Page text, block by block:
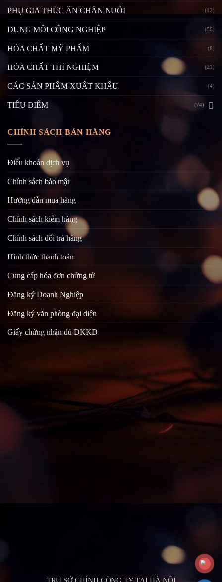
PHỤ GIA THỨC ĂN CHĂN NUÔI (12)
DUNG MÔI CÔNG NGHIỆP (56)
HÓA CHẤT MỸ PHẨM (8)
HÓA CHẤT THÍ NGHIỆM (21)
CÁC SẢN PHẨM XUẤT KHẨU (4)
TIÊU ĐIỂM (74)
CHÍNH SÁCH BÁN HÀNG
Điều khoản dịch vụ
Chính sách bảo mật
Hướng dẫn mua hàng
Chính sách kiểm hàng
Chính sách đổi trả hàng
Hình thức thanh toán
Cung cấp hóa đơn chứng từ
Đăng ký Doanh Nghiệp
Đăng ký văn phòng đại diện
Giấy chứng nhận đủ ĐKKD
TRỤ SỞ CHÍNH CÔNG TY TẠI HÀ NỘI